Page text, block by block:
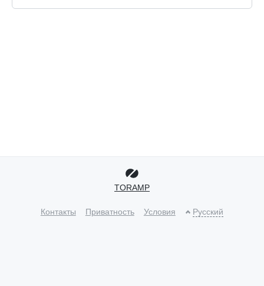
TORAMP
Контакты Приватность Условия Русский